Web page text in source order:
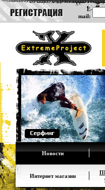
E-
mail:
Новости
Интернет магазин